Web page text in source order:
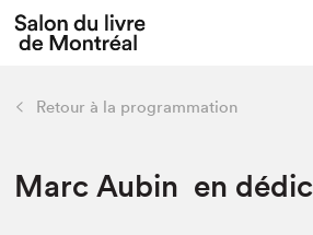
L'événement
Préparer sa visite au
retour
Liens pratiques
Retour à la programmation
Marc Aubin en